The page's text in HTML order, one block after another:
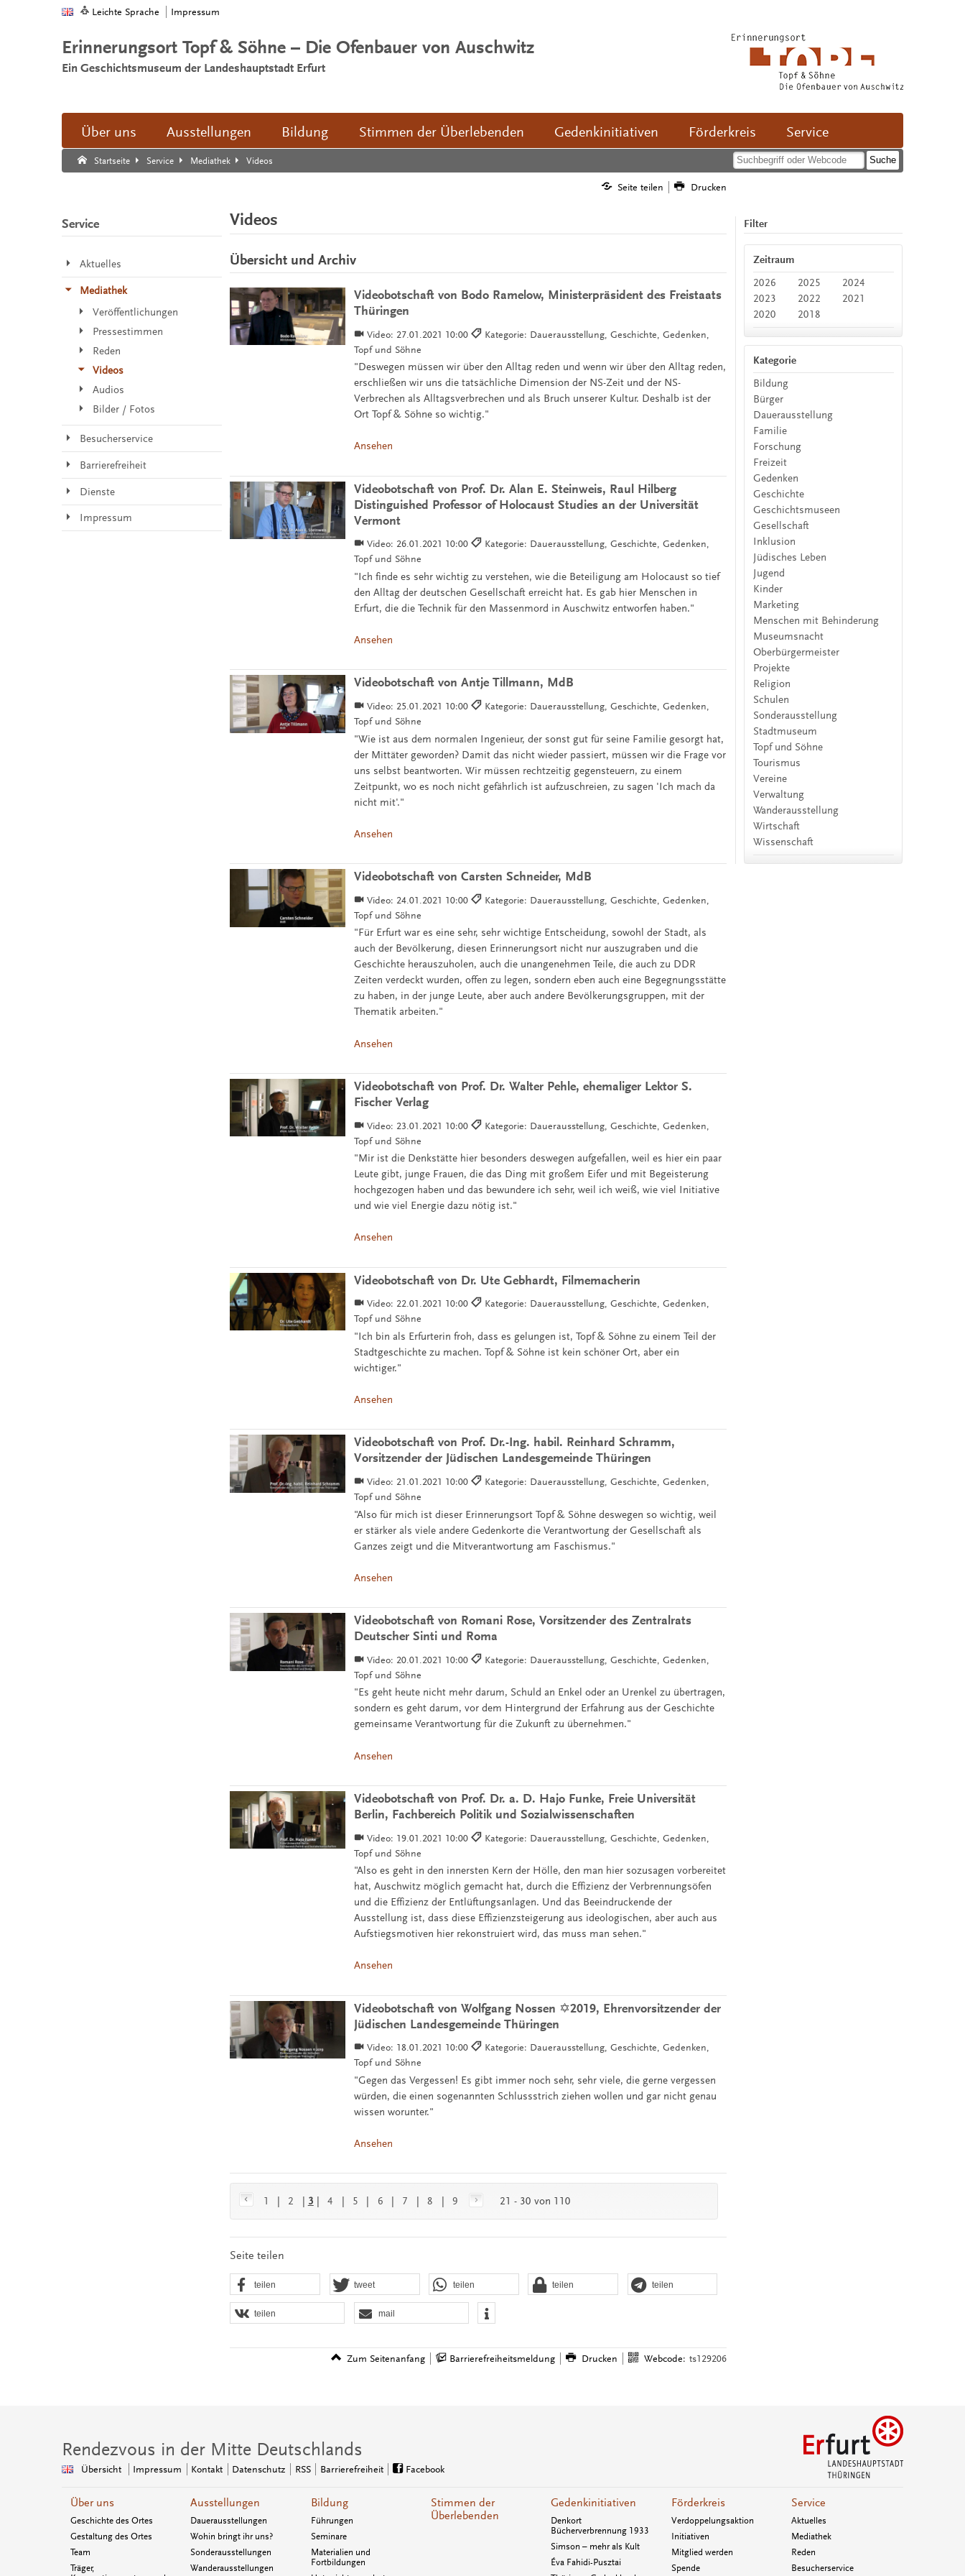
Leichte Sprache Impressum
Erinnerungsort Topf & Söhne – Die Ofenbauer von Auschwitz
Ein Geschichtsmuseum der Landeshauptstadt Erfurt
Über uns Ausstellungen Bildung Stimmen der Überlebenden Gedenkinitiativen Förderkreis Service
Startseite Service Mediathek Videos
Suche:
Suche Ende.
Seite teilen Drucken
Videos
Übersicht und Archiv
Videobotschaft von Bodo Ramelow, Ministerpräsident des Freistaats
Thüringen
Video: 27.01.2021 10:00
Kategorie: Dauerausstellung, Geschichte, Gedenken,
Topf und Söhne
"Deswegen müssen wir über den Alltag reden und wenn wir über den Alltag reden,
erschließen wir uns die tatsächliche Dimension der NS-Zeit und der NS-
Verbrechen als Alltagsverbrechen und als Bruch unserer Kultur. Deshalb ist der
Ort Topf & Söhne so wichtig."
Ansehen
Videobotschaft von Prof. Dr. Alan E. Steinweis, Raul Hilberg
Distinguished Professor of Holocaust Studies an der Universität
Vermont
Video: 26.01.2021 10:00
Kategorie: Dauerausstellung, Geschichte, Gedenken,
Topf und Söhne
"Ich finde es sehr wichtig zu verstehen, wie die Beteiligung am Holocaust so tief
den Alltag der deutschen Gesellschaft erreicht hat. Es gab hier Menschen in
Erfurt, die die Technik für den Massenmord in Auschwitz entworfen haben."
Ansehen
Videobotschaft von Antje Tillmann, MdB
Video: 25.01.2021 10:00
Kategorie: Dauerausstellung, Geschichte, Gedenken,
Topf und Söhne
"Wie ist aus dem normalen Ingenieur, der sonst gut für seine Familie gesorgt hat,
der Mittäter geworden? Damit das nicht wieder passiert, müssen wir die Frage vor
uns selbst beantworten. Wir müssen rechtzeitig gegensteuern, zu einem
Zeitpunkt, wo es noch nicht gefährlich ist aufzuschreien, zu sagen 'Ich mach da
nicht mit'."
Ansehen
Videobotschaft von Carsten Schneider, MdB
Video: 24.01.2021 10:00
Kategorie: Dauerausstellung, Geschichte, Gedenken,
Topf und Söhne
"Für Erfurt war es eine sehr, sehr wichtige Entscheidung, sowohl der Stadt, als
auch der Bevölkerung, diesen Erinnerungsort nicht nur auszugraben und die
Geschichte herauszuholen, auch die unangenehmen Teile, die auch zu DDR
Zeiten verdeckt wurden, offen zu legen, sondern eben auch eine Begegnungsstätte
zu haben, in der junge Leute, aber auch andere Bevölkerungsgruppen, mit der
Thematik arbeiten."
Ansehen
Videobotschaft von Prof. Dr. Walter Pehle, ehemaliger Lektor S.
Fischer Verlag
Video: 23.01.2021 10:00
Kategorie: Dauerausstellung, Geschichte, Gedenken,
Topf und Söhne
"Mir ist die Denkstätte hier besonders deswegen aufgefallen, weil es hier ein paar
Leute gibt, junge Frauen, die das Ding mit großem Eifer und mit Begeisterung
hochgezogen haben und das bewundere ich sehr, weil ich weiß, wie viel Initiative
und wie viel Energie dazu nötig ist."
Ansehen
Videobotschaft von Dr. Ute Gebhardt, Filmemacherin
Video: 22.01.2021 10:00
Kategorie: Dauerausstellung, Geschichte, Gedenken,
Topf und Söhne
"Ich bin als Erfurterin froh, dass es gelungen ist, Topf & Söhne zu einem Teil der
Stadtgeschichte zu machen. Topf & Söhne ist kein schöner Ort, aber ein
wichtiger."
Ansehen
Videobotschaft von Prof. Dr.-Ing. habil. Reinhard Schramm,
Vorsitzender der Jüdischen Landesgemeinde Thüringen
Video: 21.01.2021 10:00
Kategorie: Dauerausstellung, Geschichte, Gedenken,
Topf und Söhne
"Also für mich ist dieser Erinnerungsort Topf & Söhne deswegen so wichtig, weil
er stärker als viele andere Gedenkorte die Verantwortung der Gesellschaft als
Ganzes zeigt und die Mitverantwortung am Faschismus."
Ansehen
Videobotschaft von Romani Rose, Vorsitzender des Zentralrats
Deutscher Sinti und Roma
Video: 20.01.2021 10:00
Kategorie: Dauerausstellung, Geschichte, Gedenken,
Topf und Söhne
"Es geht heute nicht mehr darum, Schuld an Enkel oder an Urenkel zu übertragen,
sondern es geht darum, vor dem Hintergrund der Erfahrung aus der Geschichte
gemeinsame Verantwortung für die Zukunft zu übernehmen."
Ansehen
Videobotschaft von Prof. Dr. a. D. Hajo Funke, Freie Universität
Berlin, Fachbereich Politik und Sozialwissenschaften
Video: 19.01.2021 10:00
Kategorie: Dauerausstellung, Geschichte, Gedenken,
Topf und Söhne
"Also es geht in den innersten Kern der Hölle, den man hier sozusagen vorbereitet
hat, Auschwitz möglich gemacht hat, durch die Effizienz der Verbrennungsöfen
und die Effizienz der Entlüftungsanlagen. Und das Beeindruckende der
Ausstellung ist, dass diese Effizienzsteigerung aus ideologischen, aber auch aus
Aufstiegsmotiven hier rekonstruiert wird, das muss man sehen."
Ansehen
Videobotschaft von Wolfgang Nossen ✡2019, Ehrenvorsitzender der
Jüdischen Landesgemeinde Thüringen
Video: 18.01.2021 10:00
Kategorie: Dauerausstellung, Geschichte, Gedenken,
Topf und Söhne
"Gegen das Vergessen! Es gibt immer noch sehr, sehr viele, die gerne vergessen
würden, die einen sogenannten Schlussstrich ziehen wollen und gar nicht genau
wissen worunter."
Ansehen
1 2 3 4 5 6 7 8 9 21 - 30 von 110
Seite teilen
teilen tweet teilen teilen teilen
teilen mail
Zum Seitenanfang Barrierefreiheitsmeldung Drucken Webcode: ts129206
Filter
Zeitraum
2026
2025
2024
2023
2022
2021
2020
2018
Kategorie
Bildung
Bürger
Dauerausstellung
Familie
Forschung
Freizeit
Gedenken
Geschichte
Geschichtsmuseen
Gesellschaft
Inklusion
Jüdisches Leben
Jugend
Kinder
Marketing
Menschen mit Behinderung
Museumsnacht
Oberbürgermeister
Projekte
Religion
Schulen
Sonderausstellung
Stadtmuseum
Topf und Söhne
Tourismus
Vereine
Verwaltung
Wanderausstellung
Wirtschaft
Wissenschaft
Service
Aktuelles
Mediathek
Veröffentlichungen
Pressestimmen
Reden
Videos
Audios
Bilder / Fotos
Besucherservice
Barrierefreiheit
Dienste
Impressum
Rendezvous in der Mitte Deutschlands
Übersicht Impressum Kontakt Datenschutz RSS Barrierefreiheit Facebook
Über uns
Geschichte des Ortes
Gestaltung des Ortes
Team
Träger,
Ausstellungen
Dauerausstellungen
Wohin bringt ihr uns?
Sonderausstellungen
Wanderausstellungen
Bildung
Führungen
Seminare
Materialien und
Fortbildungen
Stimmen der
Überlebenden
Gedenkinitiativen
Denkort
Bücherverbrennung 1933
Simson – mehr als Kult
Éva Fahidi-Pusztai
Förderkreis
Verdoppelungsaktion
Initiativen
Mitglied werden
Spende
Service
Aktuelles
Mediathek
Reden
Besucherservice